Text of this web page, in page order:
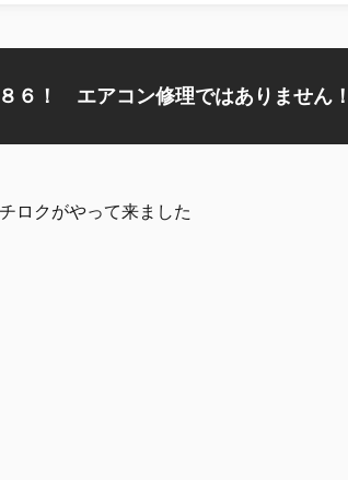
８６！ エアコン修理ではありません
ロクがやって来ました